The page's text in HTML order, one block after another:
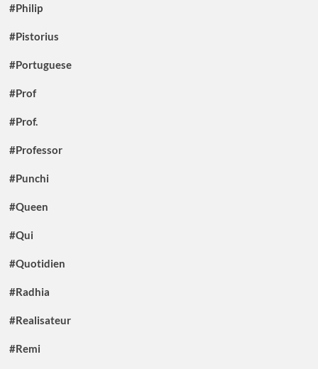
#Philip
#Pistorius
#Portuguese
#Prof
#Prof.
#Professor
#Punchi
#Queen
#Qui
#Quotidien
#Radhia
#Realisateur
#Remi